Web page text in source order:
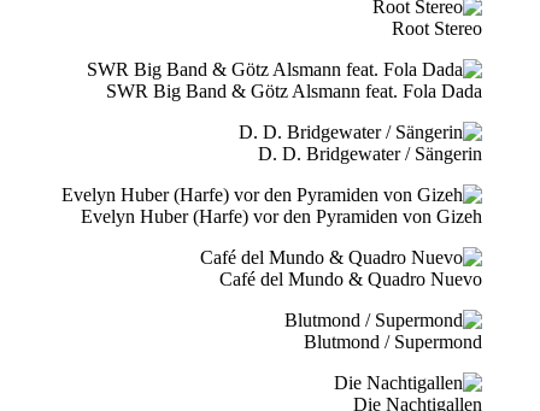
Root Stereo
SWR Big Band & Götz Alsmann feat. Fola Dada
D. D. Bridgewater / Sängerin
Evelyn Huber (Harfe) vor den Pyramiden von Gizeh
Café del Mundo & Quadro Nuevo
Blutmond / Supermond
Die Nachtigallen